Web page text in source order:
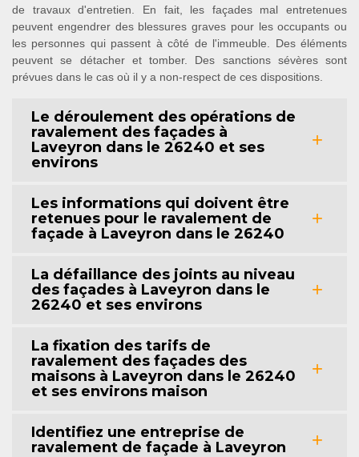
de travaux d'entretien. En fait, les façades mal entretenues
peuvent engendrer des blessures graves pour les occupants ou
les personnes qui passent à côté de l'immeuble. Des éléments
peuvent se détacher et tomber. Des sanctions sévères sont
prévues dans le cas où il y a non-respect de ces dispositions.
Le déroulement des opérations de
ravalement des façades à
Laveyron dans le 26240 et ses
environs
Les informations qui doivent être
retenues pour le ravalement de
façade à Laveyron dans le 26240
La défaillance des joints au niveau
des façades à Laveyron dans le
26240 et ses environs
La fixation des tarifs de
ravalement des façades des
maisons à Laveyron dans le 26240
et ses environs maison
Identifiez une entreprise de
ravalement de façade à Laveyron